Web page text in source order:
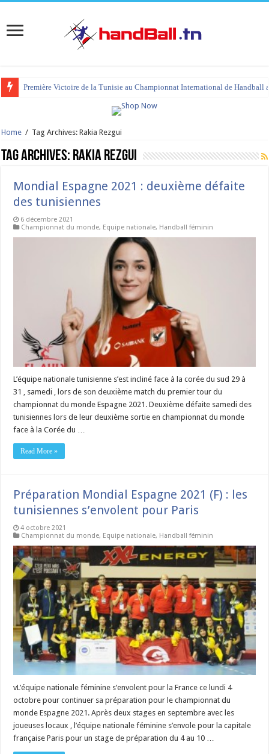
Première Victoire de la Tunisie au Championnat International de Handball
tournoi international Hammamet 2023 : programme et liste des joueurs
Home / Tag Archives: Rakia Rezgui
Tag Archives: Rakia Rezgui
Mondial Espagne 2021 : deuxième défaite
des tunisiennes
6 décembre 2021
Championnat du monde, Equipe nationale, Handball féminin
L’équipe nationale tunisienne s’est incliné face à la corée du sud 29 à
31 , samedi , lors de son deuxième match du premier tour du
championnat du monde Espagne 2021. Deuxième défaite samedi des
tunisiennes lors de leur deuxième sortie en championnat du monde
face à la Corée du …
Read More »
Préparation Mondial Espagne 2021 (F) : les
tunisiennes s’envolent pour Paris
4 octobre 2021
Championnat du monde, Equipe nationale, Handball féminin
vL’équipe nationale féminine s’envolent pour la France ce lundi 4
octobre pour continuer sa préparation pour le championnat du
monde Espagne 2021. Après deux stages en septembre avec les
joueuses locaux , l’équipe nationale féminine s’envole pour la capitale
française Paris pour un stage de préparation du 4 au 10 …